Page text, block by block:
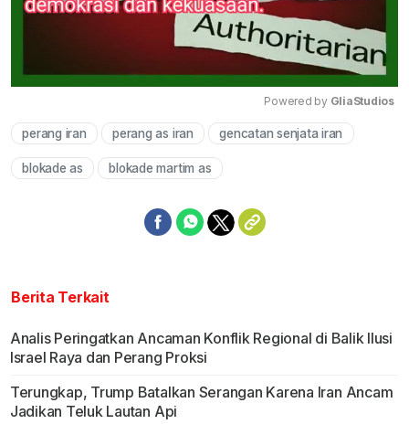
Mute
Powered by GliaStudios
perang iran perang as iran gencatan senjata iran
blokade as blokade martim as
Berita Terkait
Analis Peringatkan Ancaman Konflik Regional di Balik Ilusi
Israel Raya dan Perang Proksi
Terungkap, Trump Batalkan Serangan Karena Iran Ancam
Jadikan Teluk Lautan Api